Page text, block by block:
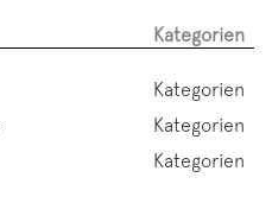
Kategorien
Kategorien
Kategorien
Kategorien